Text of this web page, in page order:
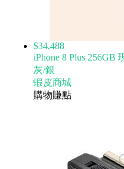
$34,488
iPhone 8 Plus 256GB
灰/銀
蝦皮商城
購物賺點